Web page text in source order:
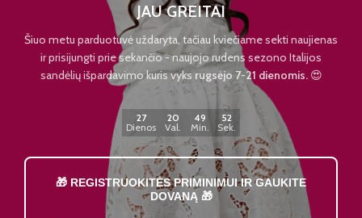
JAU GREITAI
Šiuo metu parduotuvė uždaryta, tačiau kviečiame sekti naujienas
ir prisijungti prie sekančio - naujojo rudens sezono Italijos
sandėlių išpardavimo kuris vyks rugsėjo 7-21 dienomis.😍
27
Dienos
20
Val.
49
Min.
52
Sek.
🎁 REGISTRUOKITĖS PRIMINIMUI IR GAUKITE
DOVANĄ 🎁